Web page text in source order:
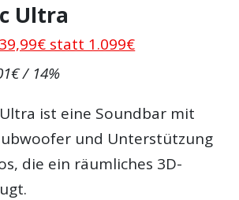
Ultra
statt 1.099€
/ 14%
ist eine Soundbar mit
und Unterstützung
die ein räumliches 3D-